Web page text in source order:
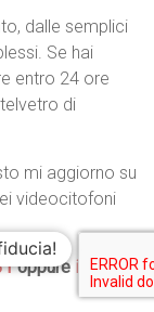
dalle semplici
Se hai
entro 24 ore
di
mi aggiorno su
videocitofoni
oppure inviami